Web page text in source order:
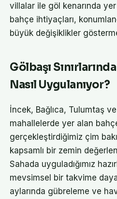
villalar ile göl kenarında
bahçe ihtiyaçları,
büyük değişiklikler
Gölbaşı
Nasıl Uygulanıyor?
İncek, Bağlıca, Tulumtaş
mahallelerde yer alan
gerçekleştirdiğimiz çim
kapsamlı bir zemin
Sahada uyguladığımız
mevsimsel bir takvime
aylarında gübreleme ve